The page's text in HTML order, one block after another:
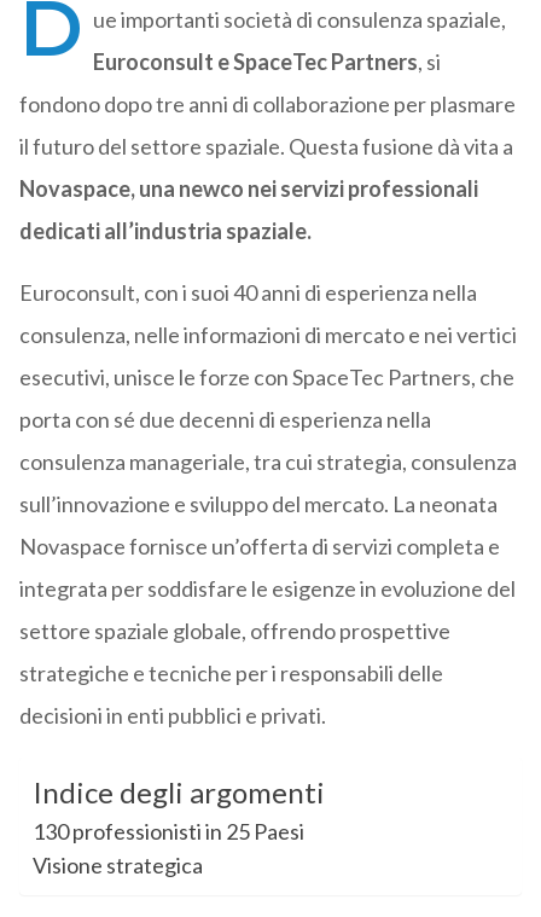
D ue importanti società di consulenza spaziale,
Euroconsult e SpaceTec Partners, si
fondono dopo tre anni di collaborazione per plasmare
il futuro del settore spaziale. Questa fusione dà vita a
Novaspace, una newco nei servizi professionali
dedicati all’industria spaziale.
Euroconsult, con i suoi 40 anni di esperienza nella
consulenza, nelle informazioni di mercato e nei vertici
esecutivi, unisce le forze con SpaceTec Partners, che
porta con sé due decenni di esperienza nella
consulenza manageriale, tra cui strategia, consulenza
sull’innovazione e sviluppo del mercato. La neonata
Novaspace fornisce un’offerta di servizi completa e
integrata per soddisfare le esigenze in evoluzione del
settore spaziale globale, offrendo prospettive
strategiche e tecniche per i responsabili delle
decisioni in enti pubblici e privati.
Indice degli argomenti
130 professionisti in 25 Paesi
Visione strategica